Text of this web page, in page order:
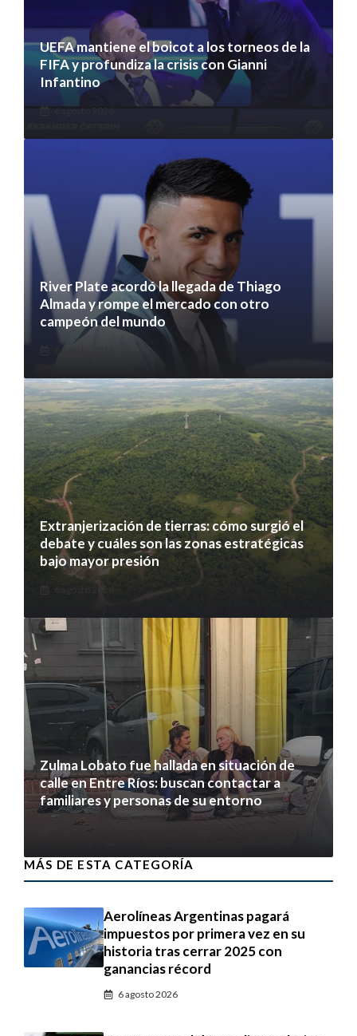
UEFA mantiene el boicot a los torneos de la
FIFA y profundiza la crisis con Gianni
Infantino
6 agosto 2026
River Plate acordó la llegada de Thiago
Almada y rompe el mercado con otro
campeón del mundo
6 agosto 2026
Extranjerización de tierras: cómo surgió el
debate y cuáles son las zonas estratégicas
bajo mayor presión
Zulma Lobato fue hallada en situación de
calle en Entre Ríos: buscan contactar a
familiares y personas de su entorno
6 agosto 2026
MÁS DE ESTA CATEGORÍA
Aerolíneas Argentinas pagará
impuestos por primera vez en su
historia tras cerrar 2025 con
ganancias récord
6 agosto 2026